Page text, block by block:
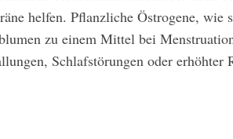
helfen. Pflanzliche Östrogene, wie
zu einem Mittel bei
Schlafstörungen oder erhöhter